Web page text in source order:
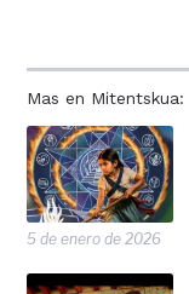
Mas en Mitentskua:
5 de enero de 2026